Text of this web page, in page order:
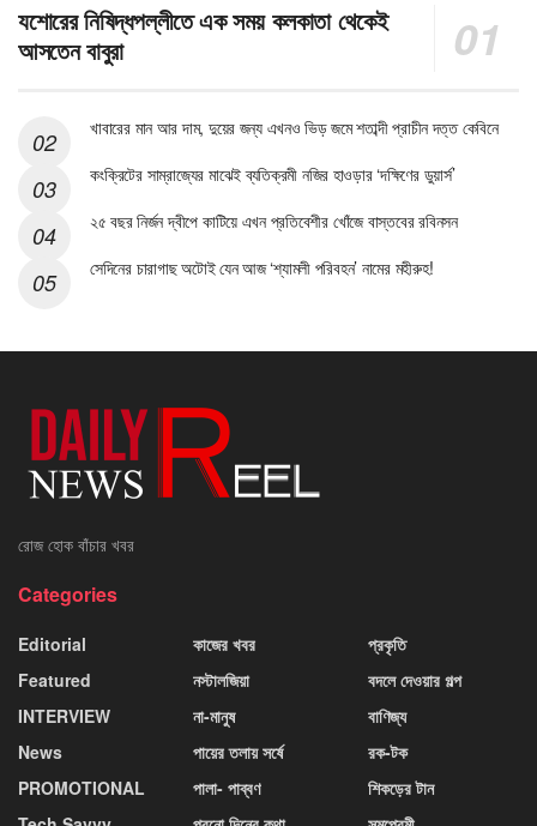
যশোরের নিষিদ্ধপল্লীতে এক সময় কলকাতা থেকেই
আসতেন বাবুরা
খাবারের মান আর দাম, দুয়ের জন্য এখনও ভিড় জমে শতাব্দী প্রাচীন দত্ত কেবিনে
কংক্রিটের সাম্রাজ্যের মাঝেই ব্যতিক্রমী নজির হাওড়ার ‘দক্ষিণের ডুয়ার্স’
২৫ বছর নির্জন দ্বীপে কাটিয়ে এখন প্রতিবেশীর খোঁজে বাস্তবের রবিনসন
সেদিনের চারাগাছ অটোই যেন আজ ‘শ্যামলী পরিবহন’ নামের মহীরুহ!
রোজ হোক বাঁচার খবর
Categories
Editorial
Featured
INTERVIEW
News
PROMOTIONAL
কাজের খবর
নস্টালজিয়া
না-মানুষ
পায়ের তলায় সর্ষে
পালা- পাব্বণ
প্রকৃতি
বদলে দেওয়ার গল্প
বাণিজ্য
রক-টক
শিকড়ের টান